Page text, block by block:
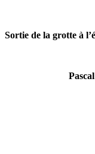
Sortie de la grotte à